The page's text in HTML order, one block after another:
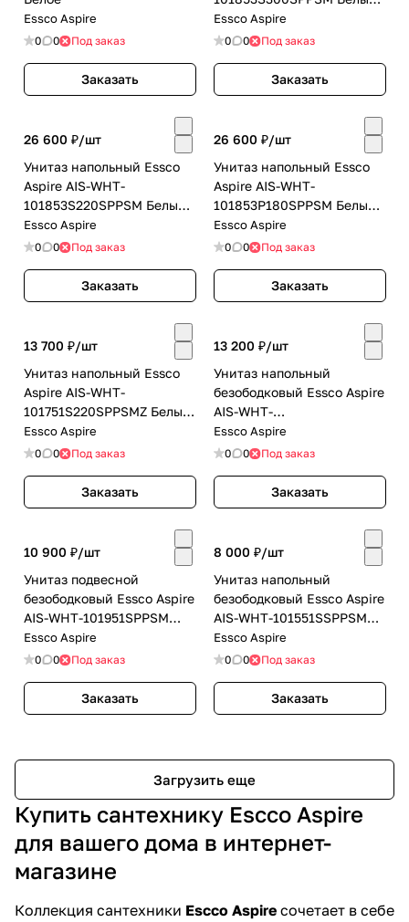
Essco Aspire
0 0 Под заказ
Заказать
с бачком
Essco Aspire
0 0 Под заказ
Заказать
26 600 ₽/шт
Унитаз напольный Essco
Aspire AIS-WHT-
101853S220SPPSM Белый
с бачком
Essco Aspire
0 0 Под заказ
Заказать
26 600 ₽/шт
Унитаз напольный Essco
Aspire AIS-WHT-
101853P180SPPSM Белый
с бачком
Essco Aspire
0 0 Под заказ
Заказать
13 700 ₽/шт
Унитаз напольный Essco
Aspire AIS-WHT-
101751S220SPPSMZ Белый
с бачком
Essco Aspire
0 0 Под заказ
Заказать
13 200 ₽/шт
Унитаз напольный
безободковый Essco Aspire
AIS-WHT-
101955P180SPPSM Белый
Essco Aspire
0 0 Под заказ
Заказать
10 900 ₽/шт
Унитаз подвесной
безободковый Essco Aspire
AIS-WHT-101951SPPSM
Белый
Essco Aspire
0 0 Под заказ
Заказать
8 000 ₽/шт
Унитаз напольный
безободковый Essco Aspire
AIS-WHT-101551SSPPSM
Белый
Essco Aspire
0 0 Под заказ
Заказать
Загрузить еще
Купить сантехнику Escco Aspire
для вашего дома в интернет-
магазине
Коллекция сантехники Escco Aspire сочетает в себе